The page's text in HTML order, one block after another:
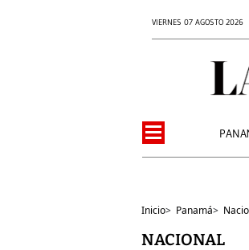
VIERNES 07 AGOSTO 2026
Inicio> Panamá>
NACIONAL